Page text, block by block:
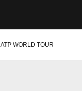
ATP WORLD TOUR